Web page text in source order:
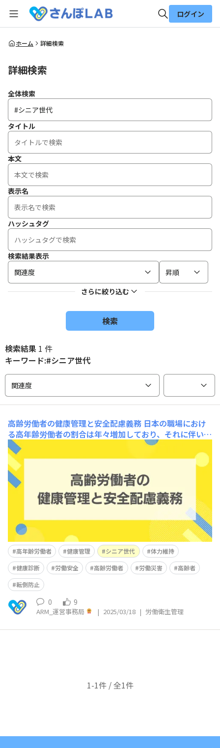
全体検索
ログイン
ホーム 詳細検索
詳細検索
全体検索
タイトル
本文
表示名
ハッシュタグ
検索結果表示
関連度
昇順
さらに絞り込む
検索
検索結果 1 件
キーワード:#シニア世代
関連度
高齢労働者の健康管理と安全配慮義務 日本の職場におけ
る高年齢労働者の割合は年々増加しており、それに伴い労
働災害のリスクも高まっています。特に60歳以上の労働者
では、転倒や墜落による事故が若年層よりも大幅に多く、
健康状態の影響で休業期間が長期化する傾向にあります。
こうした状況を踏まえ、企業には高年齢労働者の安全管理
と健康維持を考慮した対
高年齢労働者 健康管理 シニア世代
体力維持
健康診断
労働安全 高齢労働者 労働災害
高齢者
転倒防止
0 9
ARM_運営事務局 | 2025/03/18 | 労働衛生管理
1-1件 / 全1件